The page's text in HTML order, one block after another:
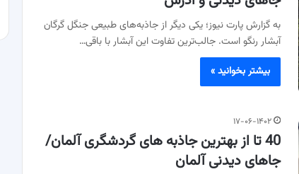
به گزارش پارت نیوز؛ یکی دیگر از جاذبه‌های طبیعی جنگل گرگان
آبشار رنگو است. جالب‌ترین تفاوت این آبشار با باقی…
بیشتر بخوانید »
۱۷-۰۶-۱۴۰۲
40 تا از بهترین جاذبه های گردشگری آلمان/
جاهای دیدنی آلمان